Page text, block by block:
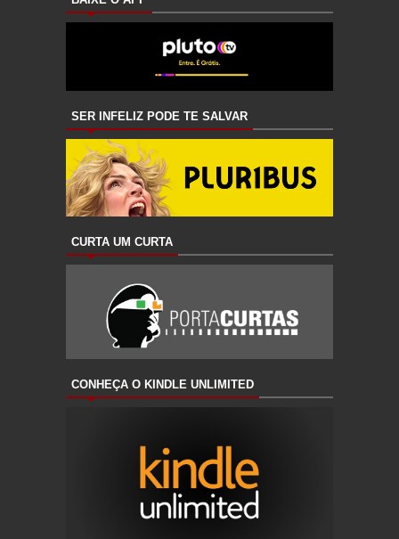
SER INFELIZ PODE TE SALVAR
CURTA UM CURTA
CONHEÇA O KINDLE UNLIMITED